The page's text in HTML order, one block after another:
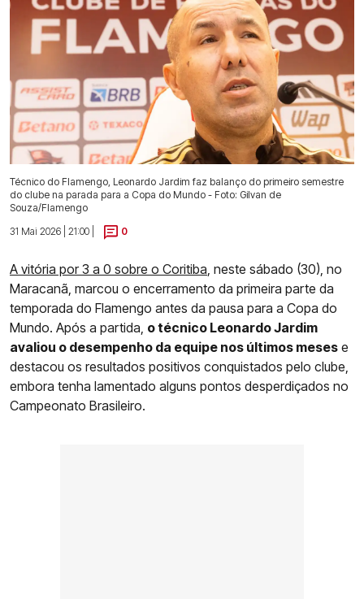
Técnico do Flamengo, Leonardo Jardim faz balanço do primeiro semestre
do clube na parada para a Copa do Mundo - Foto: Gilvan de
Souza/Flamengo
31 Mai 2026 | 21:00 |
0
A vitória por 3 a 0 sobre o Coritiba , neste sábado (30), no
Maracanã, marcou o encerramento da primeira parte da
temporada do Flamengo antes da pausa para a Copa do
Mundo. Após a partida, o técnico Leonardo Jardim
avaliou o desempenho da equipe nos últimos meses e
destacou os resultados positivos conquistados pelo clube,
embora tenha lamentado alguns pontos desperdiçados no
Campeonato Brasileiro.